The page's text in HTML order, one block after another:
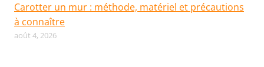
Carotter un mur : méthode, matériel et précautions
à connaître
août 4, 2026